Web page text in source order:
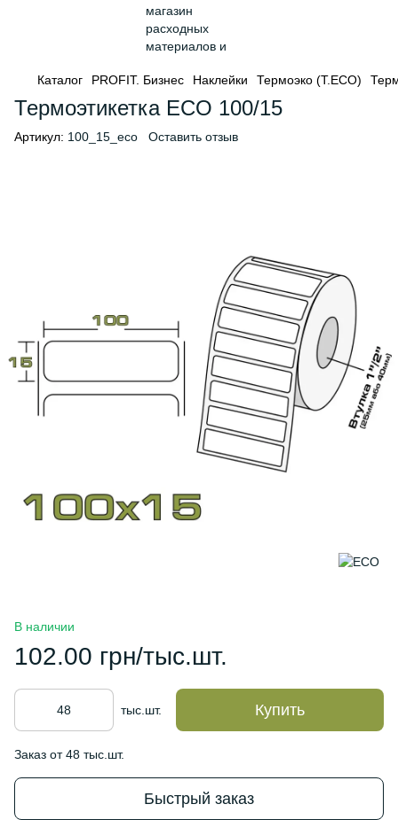
Каталог PROFIT. Бизнес Наклейки Термоэко (Т.ЕСО)
Термоэтикетка ECO 100/15
Артикул: 100_15_eco Оставить отзыв
В наличии
102.00 грн/тыс.шт.
тыс.шт. Купить
Заказ от 48 тыс.шт.
Быстрый заказ